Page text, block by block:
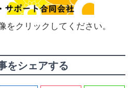
をクリックしてください。
をシェアする